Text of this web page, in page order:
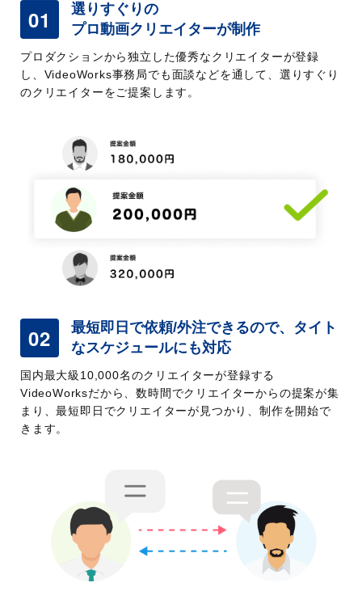
01
選りすぐりの
プロ動画クリエイターが制作
プロダクションから独立した優秀なクリエイターが登録
し、VideoWorks事務局でも面談などを通して、選りすぐり
のクリエイターをご提案します。
02 最短即日で依頼/外注できるので、 タイト
なスケジュールにも対応
国内最大級10,000名のクリエイターが登録する
VideoWorksだから、数時間でクリエイターからの提案が集
まり、最短即日でクリエイターが見つかり、制作を開始で
きます。